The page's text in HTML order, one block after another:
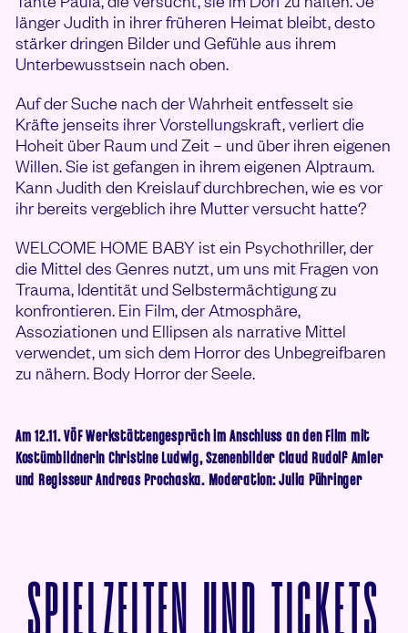
länger Judith in ihrer früheren Heimat bleibt, desto
stärker dringen Bilder und Gefühle aus ihrem
Unterbewusstsein nach oben.
Auf der Suche nach der Wahrheit entfesselt sie
Kräfte jenseits ihrer Vorstellungskraft, verliert die
Hoheit über Raum und Zeit – und über ihren eigenen
Willen. Sie ist gefangen in ihrem eigenen Alptraum.
Kann Judith den Kreislauf durchbrechen, wie es vor
ihr bereits vergeblich ihre Mutter versucht hatte?
WELCOME HOME BABY ist ein Psychothriller, der
die Mittel des Genres nutzt, um uns mit Fragen von
Trauma, Identität und Selbstermächtigung zu
konfrontieren. Ein Film, der Atmosphäre,
Assoziationen und Ellipsen als narrative Mittel
verwendet, um sich dem Horror des Unbegreifbaren
zu nähern. Body Horror der Seele.
Am 12.11. VÖF Werkstättengespräch im Anschluss an den Film mit
Kostümbildnerin Christine Ludwig, Szenenbilder Claud Rudolf Amler
und Regisseur Andreas Prochaska. Moderation: Julia Pühringer
SPIELZEITEN UND TICKETS